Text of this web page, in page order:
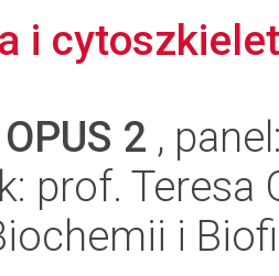
i
OPUS 2 ,
prof. Teresa
i